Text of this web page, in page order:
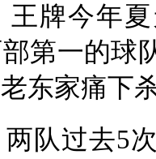
牌今年夏
第一的球
东家痛下
过去5次